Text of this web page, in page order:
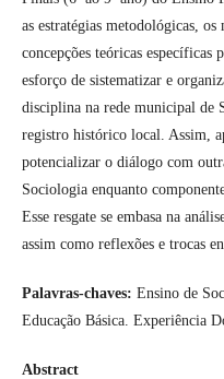
as estratégias metodológicas,
concepções teóricas específicas
esforço de sistematizar e
disciplina na rede municipal de
registro histórico local. Assim,
potencializar o diálogo com
Sociologia enquanto
Esse resgate se embasa na
assim como reflexões e trocas
Palavras-chaves: Ensino de
Educação Básica. Experiência
Abstract